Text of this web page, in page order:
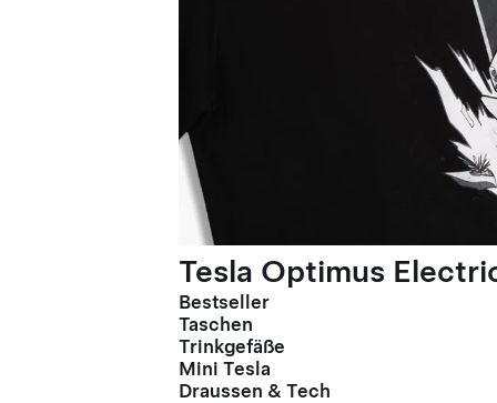
Tesla Optimus
Bestseller
Taschen
Trinkgefäße
Mini Tesla
Draussen & Tech